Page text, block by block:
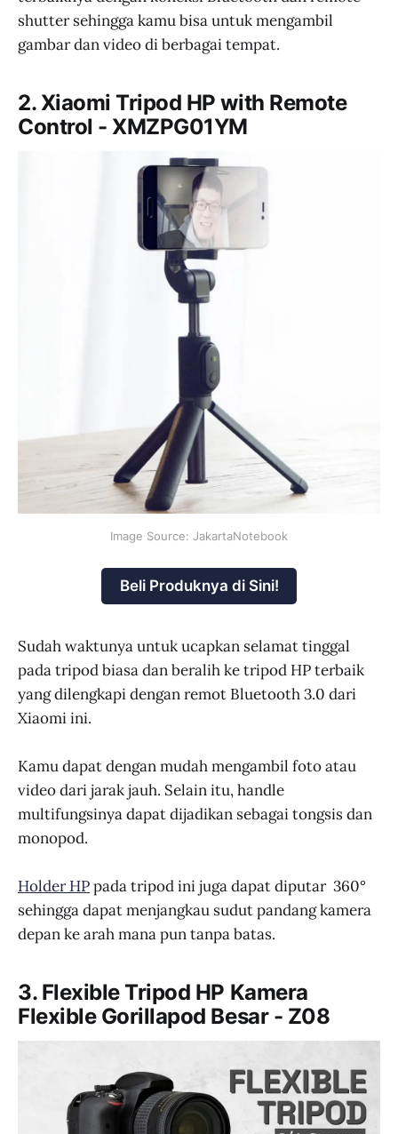
shutter sehingga kamu bisa untuk mengambil
gambar dan video di berbagai tempat.
2. Xiaomi Tripod HP with Remote
Control - XMZPG01YM
Image Source: JakartaNotebook
Beli Produknya di Sini!
Sudah waktunya untuk ucapkan selamat tinggal
pada tripod biasa dan beralih ke tripod HP terbaik
yang dilengkapi dengan remot Bluetooth 3.0 dari
Xiaomi ini.
Kamu dapat dengan mudah mengambil foto atau
video dari jarak jauh. Selain itu, handle
multifungsinya dapat dijadikan sebagai tongsis dan
monopod.
Holder HPpada tripod ini juga dapat diputar 360°
sehingga dapat menjangkau sudut pandang kamera
depan ke arah mana pun tanpa batas.
3. Flexible Tripod HP Kamera
Flexible Gorillapod Besar - Z08